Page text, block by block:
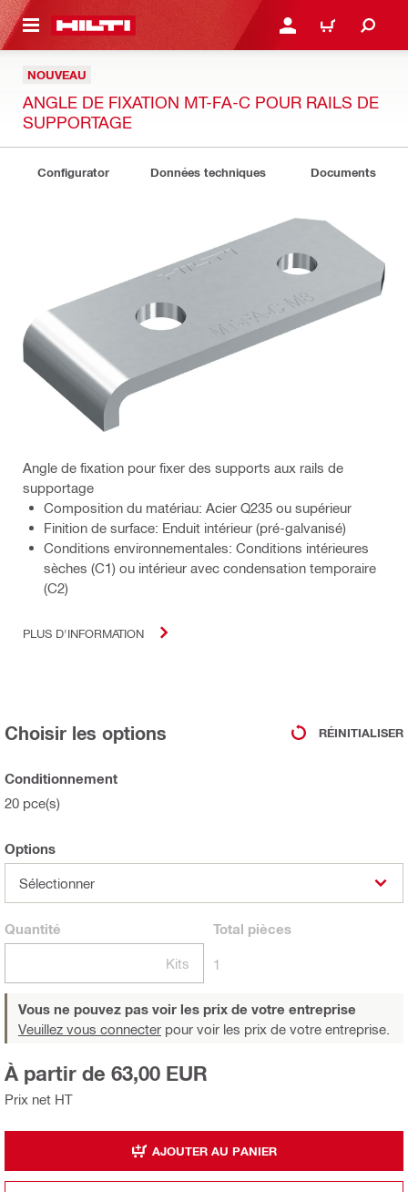
SE CONNECTER OU
PANIER
NOUVEAU
ANGLE DE FIXATION MT-FA-C POUR RAILS DE
SUPPORTAGE
Configurator Données techniques Documents
Angle de fixation pour fixer des supports aux rails de
supportage
Composition du matériau: Acier Q235 ou supérieur
Finition de surface: Enduit intérieur (pré-galvanisé)
Conditions environnementales: Conditions intérieures
sèches (C1) ou intérieur avec condensation temporaire
(C2)
PLUS D'INFORMATION
Choisir les options RÉINITIALISER
Conditionnement
20 pce(s)
Options
Sélectionner
Quantité
Kits
Total pièces
1
Vous ne pouvez pas voir les prix de votre entreprise
Veuillez vous connecter pour voir les prix de votre entreprise.
Prix net HT
À partir de 63,00 EUR
AJOUTER AU PANIER